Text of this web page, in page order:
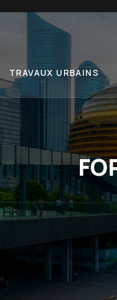
TRAVAUX URBAINS